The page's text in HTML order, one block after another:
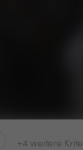
+4 weitere